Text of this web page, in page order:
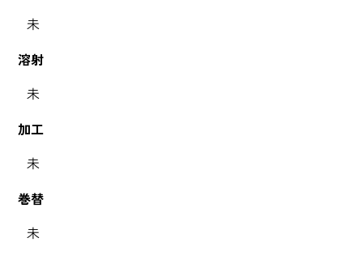
未
溶射
未
加工
未
巻替
未